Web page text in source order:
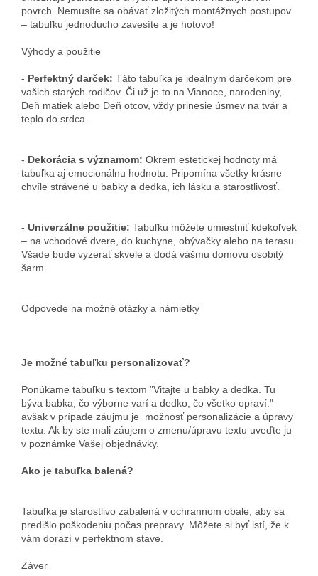
povrch. Nemusíte sa obávať zložitých montážnych postupov
– tabuľku jednoducho zavesíte a je hotovo!
Výhody a použitie
- Perfektný darček: Táto tabuľka je ideálnym darčekom pre
vašich starých rodičov. Či už je to na Vianoce, narodeniny,
Deň matiek alebo Deň otcov, vždy prinesie úsmev na tvár a
teplo do srdca.
- Dekorácia s významom: Okrem estetickej hodnoty má
tabuľka aj emocionálnu hodnotu. Pripomína všetky krásne
chvíle strávené u babky a dedka, ich lásku a starostlivosť.
- Univerzálne použitie: Tabuľku môžete umiestniť kdekoľvek
– na vchodové dvere, do kuchyne, obývačky alebo na terasu.
Všade bude vyzerať skvele a dodá vášmu domovu osobitý
šarm.
Odpovede na možné otázky a námietky
Je možné tabuľku personalizovať?
Ponúkame tabuľku s textom "Vitajte u babky a dedka. Tu
býva babka, čo výborne varí a dedko, čo všetko opraví."
avšak v prípade záujmu je možnosť personalizácie a úpravy
textu. Ak by ste mali záujem o zmenu/úpravu textu uveďte ju
v poznámke Vašej objednávky.
Ako je tabuľka balená?
Tabuľka je starostlivo zabalená v ochrannom obale, aby sa
predišlo poškodeniu počas prepravy. Môžete si byť istí, že k
vám dorazí v perfektnom stave.
Záver